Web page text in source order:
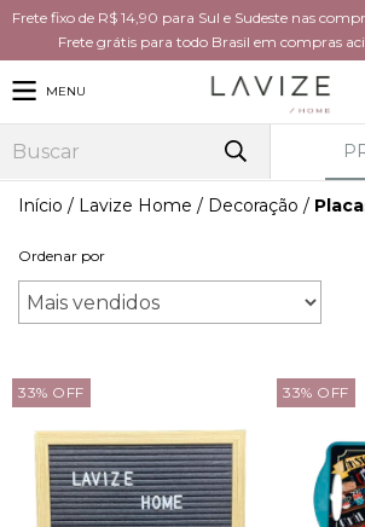
Frete fixo de R$ 14,90 para Sul e Sudeste nas
Frete grátis para todo Brasil em compras
MENU
Início / Lavize Home / Decoração /
Ordenar por
33% OFF 33% OFF